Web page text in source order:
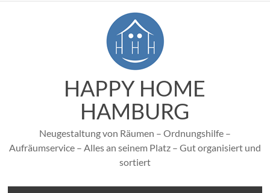
HAPPY HOME
HAMBURG
Neugestaltung von Räumen – Ordnungshilfe –
Aufräumservice – Alles an seinem Platz – Gut organisiert und
sortiert